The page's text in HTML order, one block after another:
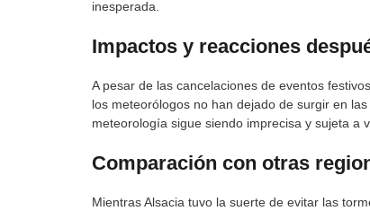
inesperada.
Impactos y reacciones
A pesar de las cancelaciones de eventos
los meteorólogos no han dejado de surgir en
meteorología sigue siendo imprecisa y sujeta a
Comparación con otras
Mientras Alsacia tuvo la suerte de evitar las